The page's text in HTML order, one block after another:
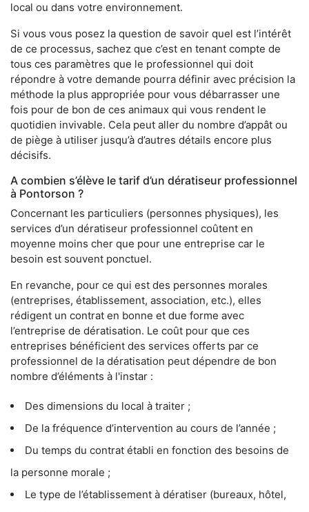
local ou dans votre environnement.
Si vous vous posez la question de savoir quel est l’intérêt
de ce processus, sachez que c’est en tenant compte de
tous ces paramètres que le professionnel qui doit
répondre à votre demande pourra définir avec précision la
méthode la plus appropriée pour vous débarrasser une
fois pour de bon de ces animaux qui vous rendent le
quotidien invivable. Cela peut aller du nombre d’appât ou
de piège à utiliser jusqu’à d’autres détails encore plus
décisifs.
A combien s’élève le tarif d’un dératiseur professionnel
à Pontorson ?
Concernant les particuliers (personnes physiques), les
services d’un dératiseur professionnel coûtent en
moyenne moins cher que pour une entreprise car le
besoin est souvent ponctuel.
En revanche, pour ce qui est des personnes morales
(entreprises, établissement, association, etc.), elles
rédigent un contrat en bonne et due forme avec
l’entreprise de dératisation. Le coût pour que ces
entreprises bénéficient des services offerts par ce
professionnel de la dératisation peut dépendre de bon
nombre d’éléments à l'instar :
Des dimensions du local à traiter ;
De la fréquence d’intervention au cours de l’année ;
Du temps du contrat établi en fonction des besoins de
la personne morale ;
Le type de l’établissement à dératiser (bureaux, hôtel,